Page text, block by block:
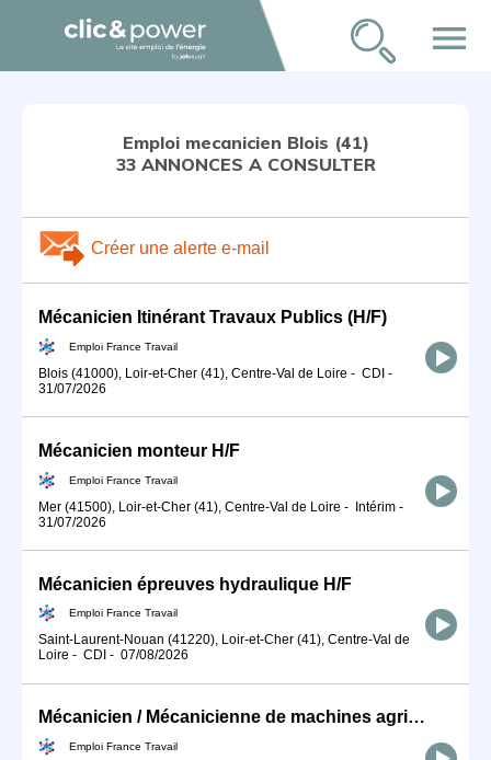
menu
Emploi mecanicien Blois (41)
33 ANNONCES A CONSULTER
Créer une alerte e-mail
Mécanicien Itinérant Travaux Publics (H/F)
Emploi France Travail
Blois (41000), Loir-et-Cher (41), Centre-Val de Loire - CDI -
31/07/2026
Mécanicien monteur H/F
Emploi France Travail
Mer (41500), Loir-et-Cher (41), Centre-Val de Loire - Intérim -
31/07/2026
Mécanicien épreuves hydraulique H/F
Emploi France Travail
Saint-Laurent-Nouan (41220), Loir-et-Cher (41), Centre-Val de
Loire - CDI - 07/08/2026
Mécanicien / Mécanicienne de machines agricoles (H/F)
Emploi France Travail